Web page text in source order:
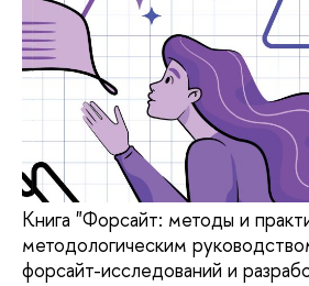
Книга "Форсайт: методы и
методологическим
форсайт-исследований и